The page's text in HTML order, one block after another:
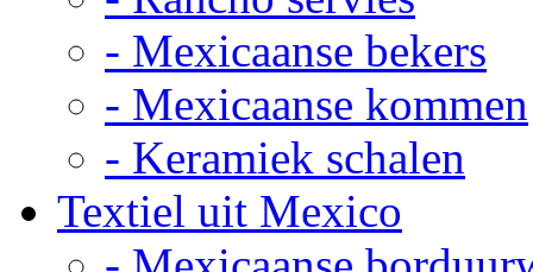
- Mexicaanse bekers
- Mexicaanse kommen
- Keramiek schalen
Textiel uit Mexico